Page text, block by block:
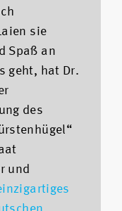
sie
Spaß an
geht, hat Dr.
des
und